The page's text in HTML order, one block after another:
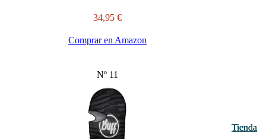
34,95 €
Comprar en Amazon
Nº 11
Tienda
Tienda
Tienda